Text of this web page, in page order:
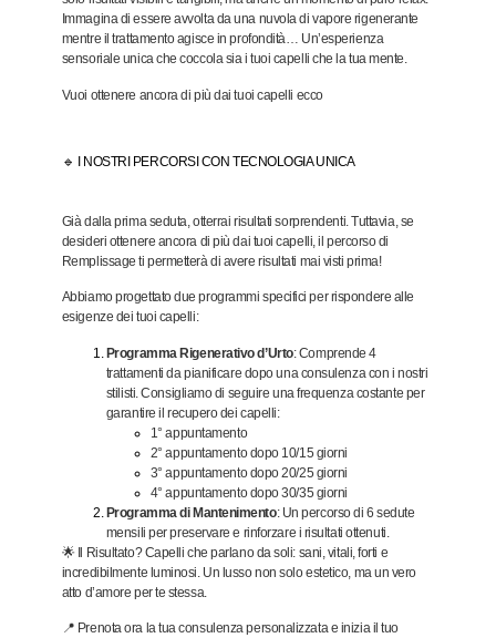
Immagina di essere avvolta da una nuvola di vapore rigenerante
mentre il trattamento agisce in profondità… Un’esperienza
sensoriale unica che coccola sia i tuoi capelli che la tua mente.
Vuoi ottenere ancora di più dai tuoi capelli ecco
🔹 I NOSTRI PERCORSI CON TECNOLOGIA UNICA
Già dalla prima seduta, otterrai risultati sorprendenti. Tuttavia, se
desideri ottenere ancora di più dai tuoi capelli, il percorso di
Remplissage ti permetterà di avere risultati mai visti prima!
Abbiamo progettato due programmi specifici per rispondere alle
esigenze dei tuoi capelli:
Programma Rigenerativo d’Urto: Comprende 4
trattamenti da pianificare dopo una consulenza con i nostri
stilisti. Consigliamo di seguire una frequenza costante per
garantire il recupero dei capelli:
1° appuntamento
2° appuntamento dopo 10/15 giorni
3° appuntamento dopo 20/25 giorni
4° appuntamento dopo 30/35 giorni
Programma di Mantenimento: Un percorso di 6 sedute
mensili per preservare e rinforzare i risultati ottenuti.
🌟 Il Risultato?Capelli che parlano da soli: sani, vitali, forti e
incredibilmente luminosi. Un lusso non solo estetico, ma un vero
atto d’amore per te stessa.
📍 Prenota ora la tua consulenza personalizzata e inizia il tuo